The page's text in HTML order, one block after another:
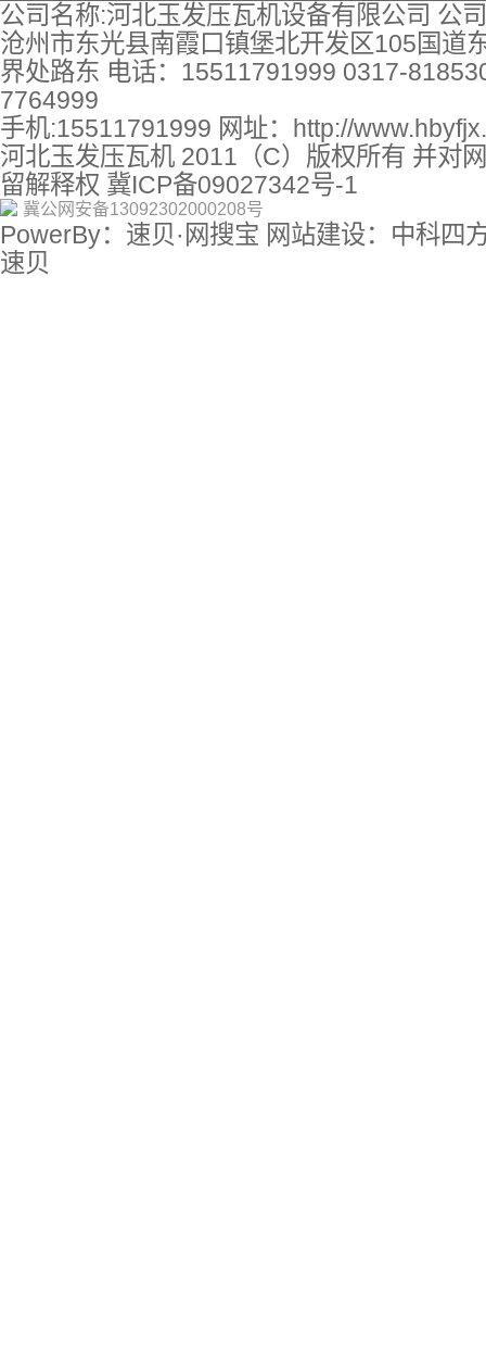
公司名称:河北玉发压瓦机设备有限公司 公
沧州市东光县南霞口镇堡北开发区105国道
界处路东 电话：15511791999 0317-
7764999
手机:15511791999 网址： http://
河北玉发压瓦机 2011（C）版权所有 并对
留解释权 冀ICP备09027342号-1
冀公网安备13092302000208号
PowerBy：速贝·网搜宝 网站建设：中科四
速贝